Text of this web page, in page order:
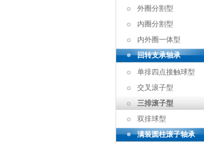
外圈分割型
内圈分割型
内外圈一体型
回转支承轴承
单排四点接触球型
交叉滚子型
三排滚子型
双排球型
满装圆柱滚子轴承